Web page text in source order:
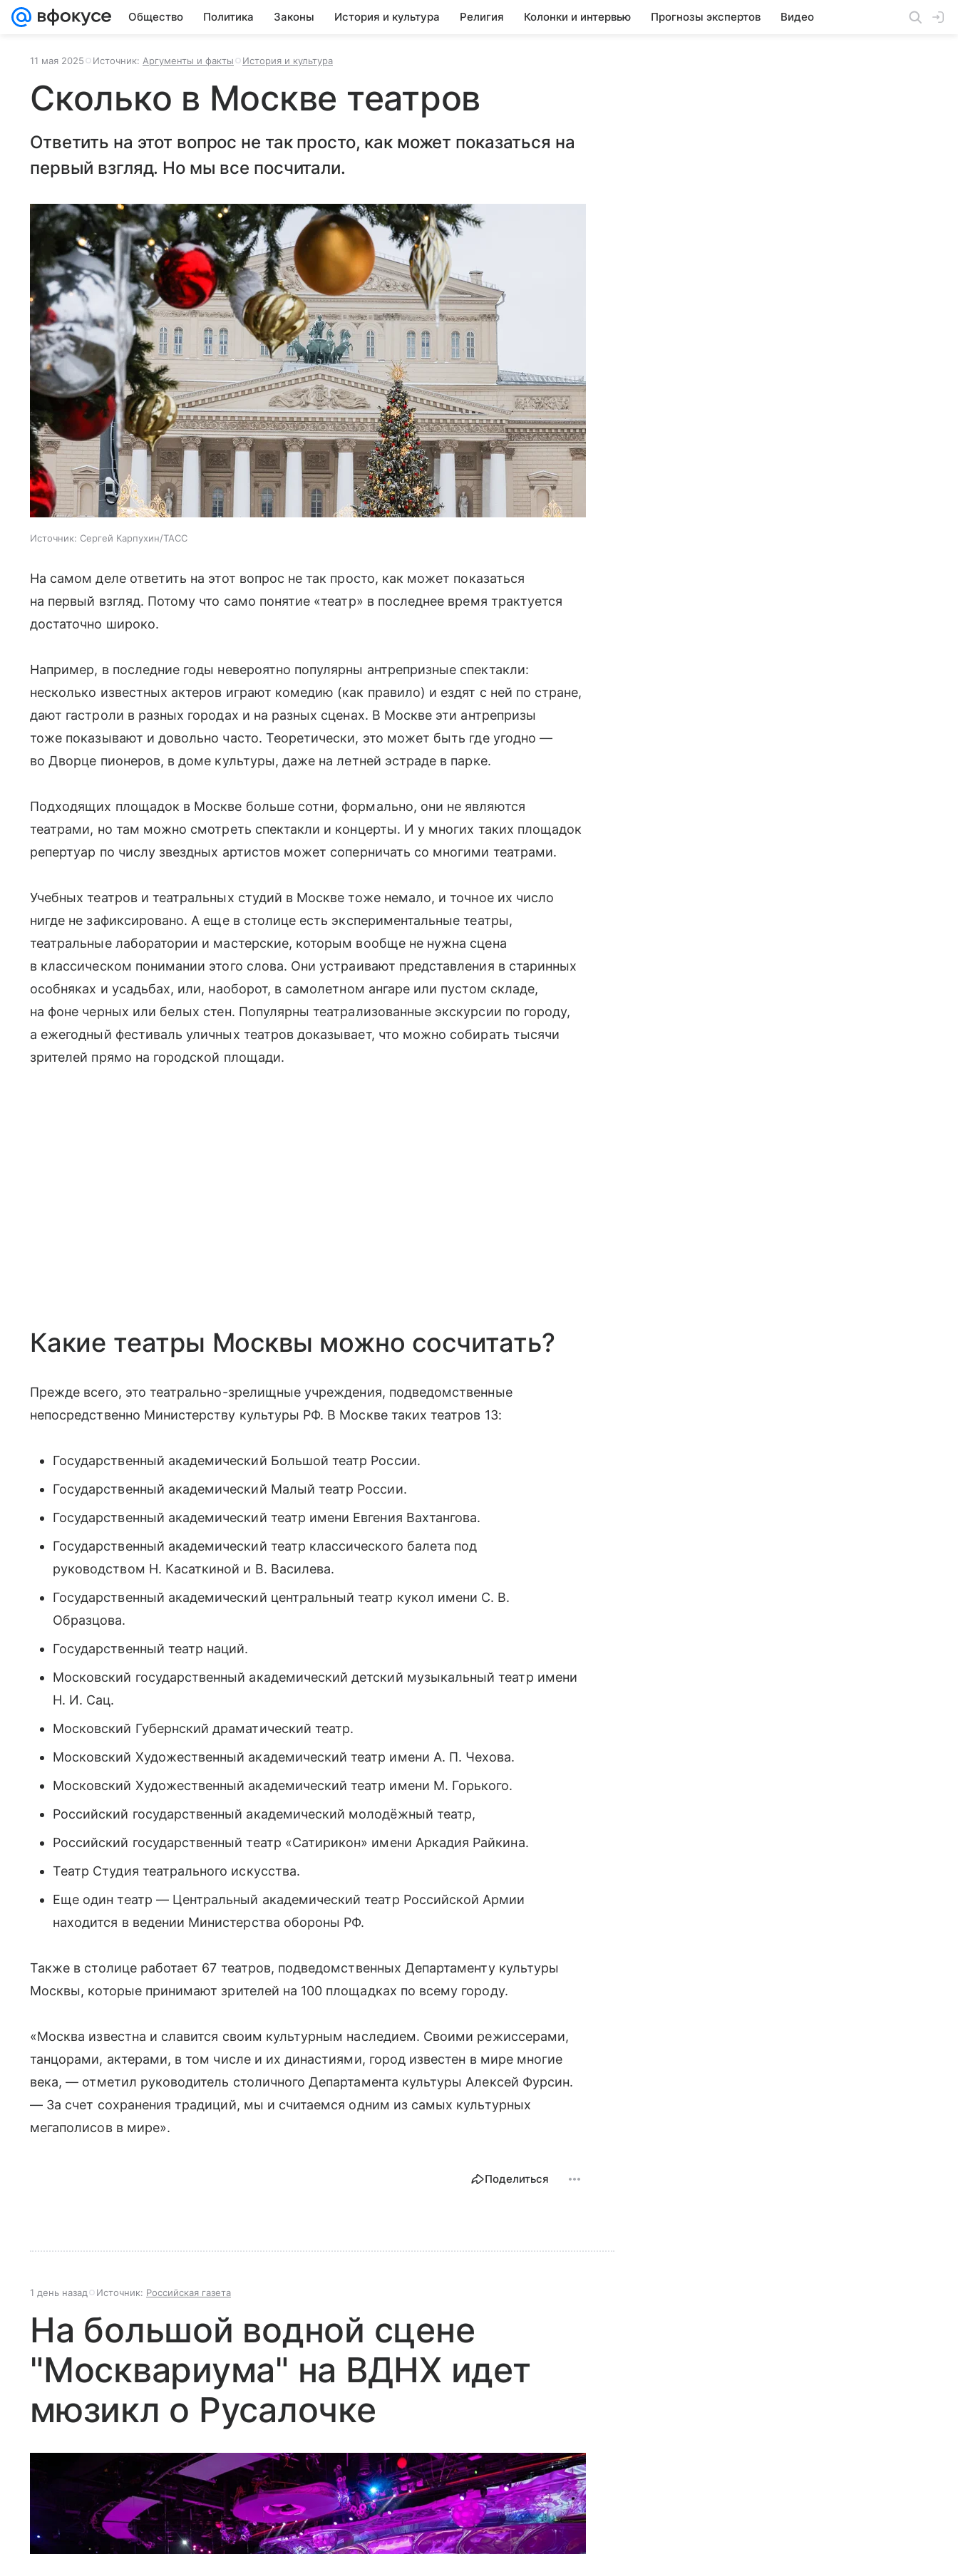
Общество Политика Законы История и культура Религия Колонки и интервью Прогнозы экспертов Видео
11 мая 2025 Источник: Аргументы и факты История и культура
Сколько в Москве театров
Ответить на этот вопрос не так просто, как может показаться на
первый взгляд. Но мы все посчитали.
Источник: Сергей Карпухин/ТАСС
На самом деле ответить на этот вопрос не так просто, как может показаться
на первый взгляд. Потому что само понятие «театр» в последнее время трактуется
достаточно широко.
Например, в последние годы невероятно популярны антрепризные спектакли:
несколько известных актеров играют комедию (как правило) и ездят с ней по стране,
дают гастроли в разных городах и на разных сценах. В Москве эти антрепризы
тоже показывают и довольно часто. Теоретически, это может быть где угодно —
во Дворце пионеров, в доме культуры, даже на летней эстраде в парке.
Подходящих площадок в Москве больше сотни, формально, они не являются
театрами, но там можно смотреть спектакли и концерты. И у многих таких площадок
репертуар по числу звездных артистов может соперничать со многими театрами.
Учебных театров и театральных студий в Москве тоже немало, и точное их число
нигде не зафиксировано. А еще в столице есть экспериментальные театры,
театральные лаборатории и мастерские, которым вообще не нужна сцена
в классическом понимании этого слова. Они устраивают представления в старинных
особняках и усадьбах, или, наоборот, в самолетном ангаре или пустом складе,
на фоне черных или белых стен. Популярны театрализованные экскурсии по городу,
а ежегодный фестиваль уличных театров доказывает, что можно собирать тысячи
зрителей прямо на городской площади.
Какие театры Москвы можно сосчитать?
Прежде всего, это театрально-зрелищные учреждения, подведомственные
непосредственно Министерству культуры РФ. В Москве таких театров 13:
Государственный академический Большой театр России.
Государственный академический Малый театр России.
Государственный академический театр имени Евгения Вахтангова.
Государственный академический театр классического балета под
руководством Н. Касаткиной и В. Василева.
Государственный академический центральный театр кукол имени С. В.
Образцова.
Государственный театр наций.
Московский государственный академический детский музыкальный театр имени
Н. И. Сац.
Московский Губернский драматический театр.
Московский Художественный академический театр имени А. П. Чехова.
Московский Художественный академический театр имени М. Горького.
Российский государственный академический молодёжный театр,
Российский государственный театр «Сатирикон» имени Аркадия Райкина.
Театр Студия театрального искусства.
Еще один театр — Центральный академический театр Российской Армии
находится в ведении Министерства обороны РФ.
Также в столице работает 67 театров, подведомственных Департаменту культуры
Москвы, которые принимают зрителей на 100 площадках по всему городу.
«Москва известна и славится своим культурным наследием. Своими режиссерами,
танцорами, актерами, в том числе и их династиями, город известен в мире многие
века, — отметил руководитель столичного Департамента культуры Алексей Фурсин.
— За счет сохранения традиций, мы и считаемся одним из самых культурных
мегаполисов в мире».
Поделиться
1 день назад Источник: Российская газета
На большой водной сцене
"Москвариума" на ВДНХ идет
мюзикл о Русалочке